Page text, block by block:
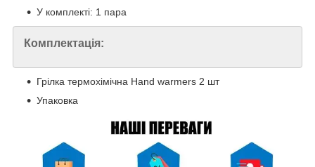
У комплекті: 1 пара
Комплектація:
Грілка термохімічна Hand warmers 2 шт
Упаковка